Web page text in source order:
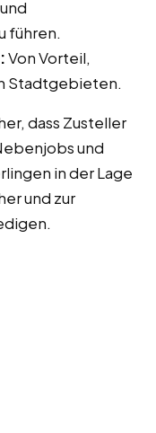
führen.
Von Vorteil,
Stadtgebieten.
dass Zusteller
und
in der Lage
und zur